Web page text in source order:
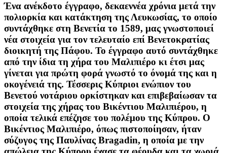
Ένα ανέκδοτο έγγραφο, δεκαεννέα χρόνια μετά την
πολιορκία και κατάκτηση της Λευκωσίας, το οποίο
συντάχθηκε στη Βενετία το 1589, μας γνωστοποιεί
νέα στοιχεία για τον τελευταίο επί Βενετοκρατίας
διοικητή της Πάφου. Το έγγραφο αυτό συντάχθηκε
από την ίδια τη χήρα του Μαλιπιέρο κι έτσι μας
γίνεται για πρώτη φορά γνωστό το όνομά της και η
οκογένειά της. Τέσσερις Κύπριοι ενώπιον του
Βενετού νοτάριου ορκίστηκαν και επιβεβαίωσαν τα
στοιχεία της χήρας του Βικέντιου Μαλιπιέρου, η
οποία τελικά επέζησε του πολέμου της Κύπρου. Ο
Βικέντιος Μαλιπιέρο, όπως πιστοποίησαν, ήταν
σύζυγος της Παυλίνας Bragadin, η οποία με την